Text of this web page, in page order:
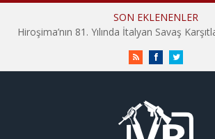
SON EKLENENLER
RSS FacebookTwitter